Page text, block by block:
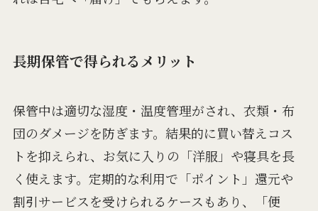
長期保管で得られるメリット
保管中は適切な湿度・温度管理がされ、衣類・布
団のダメージを防ぎます。結果的に買い替えコス
トを抑えられ、お気に入りの「洋服」や寝具を長
く使えます。定期的な利用で「ポイント」還元や
割引サービスを受けられるケースもあり、「便